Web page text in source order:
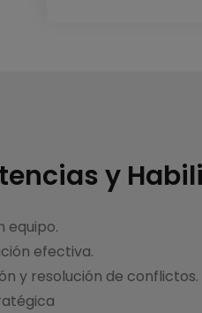
y
equipo.
efectiva.
y resolución de conflictos.